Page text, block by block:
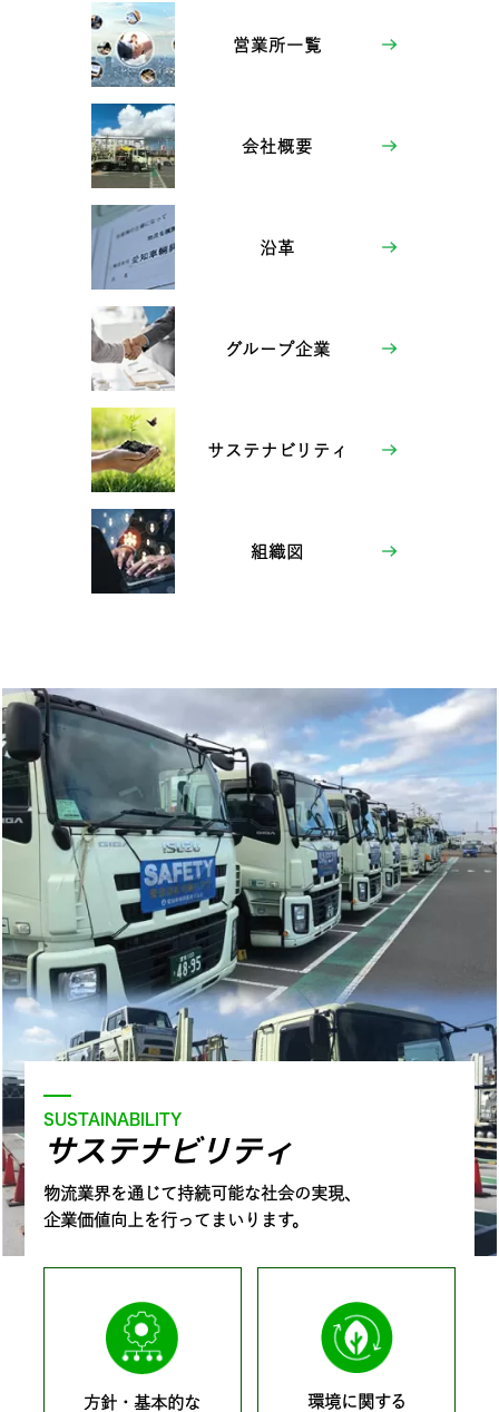
営業所一覧
会社概要
沿革
グループ企業
サステナビリティ
組織図
SUSTAINABILITY
サステナビリティ
物流業界を通じて持続可能な社会の実現、
企業価値向上を行ってまいります。
方針・基本的な
環境に関する